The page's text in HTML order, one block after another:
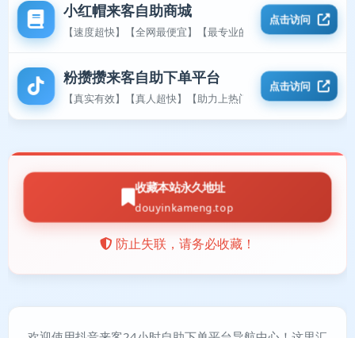
小红帽来客自助商城
【速度超快】【全网最便宜】【最专业的平台】
点击访问
粉攒攒来客自助下单平台
【真实有效】【真人超快】【助力上热门】
点击访问
收藏本站永久地址
douyinkameng.top
防止失联，请务必收藏！